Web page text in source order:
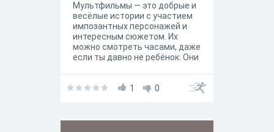
Мультфильмы — это добрые и
весёлые истории с участием
импозантных персонажей и
интересным сюжетом. Их
можно смотреть часами, даже
если ты давно не ребёнок. Они
взрослых всех возрастов.
1 0